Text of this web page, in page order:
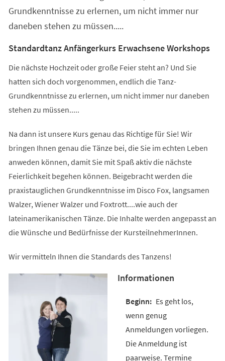
Grundkenntnisse zu erlernen, um nicht immer nur
daneben stehen zu müssen.....
Standardtanz Anfängerkurs Erwachsene Workshops
Die nächste Hochzeit oder große Feier steht an? Und Sie
hatten sich doch vorgenommen, endlich die Tanz-
Grundkenntnisse zu erlernen, um nicht immer nur daneben
stehen zu müssen.....
Na dann ist unsere Kurs genau das Richtige für Sie! Wir
bringen Ihnen genau die Tänze bei, die Sie im echten Leben
anweden können, damit Sie mit Spaß aktiv die nächste
Feierlichkeit begehen können. Beigebracht werden die
praxistauglichen Grundkenntnisse im Disco Fox, langsamen
Walzer, Wiener Walzer und Foxtrott....wie auch der
lateinamerikanischen Tänze. Die Inhalte werden angepasst an
die Wünsche und Bedürfnisse der KursteilnehmerInnen.
Wir vermitteln Ihnen die Standards des Tanzens!
Informationen
Es geht los,
wenn genug
Anmeldungen vorliegen.
Die Anmeldung ist
paarweise. Termine